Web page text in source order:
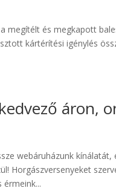
megítélt és megkapott
kártérítési igénylés
áron,
webáruházunk
Horgászversenyeket